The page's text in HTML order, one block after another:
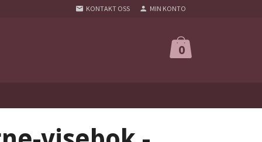
KONTAKT OSS MIN KONTO
0